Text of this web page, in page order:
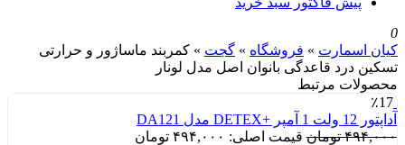
0
کیان اسمارت » فروشگاه » گجت » کمربند ماساژور و حرارتی
تسکین درد قاعدگی بانوان اصل مدل لونار
محصولات مرتبط
٪17
آداپتور 12 ولت 1 آمپر +DETEX مدل DA121
۴۹۴,۰۰۰ تومان
قیمت اصلی: ۴۹۴,۰۰۰ تومان